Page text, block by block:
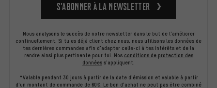
S’abonner à la newsletter
Nous analysons le succès de notre newsletter dans le but de l'améliorer
continuellement. Si tu es déjà client chez nous, nous utilisons les données de
tes dernières commandes afin d'adapter celle-ci à tes intérêts et de la
rendre ainsi plus pertinente pour toi. Nos conditions de protection des
données s'appliquent.
*Valable pendant 30 jours à partir de la date d'émission et valable à partir
d'un montant de commande de 60€. Le bon d'achat ne peut pas être combiné